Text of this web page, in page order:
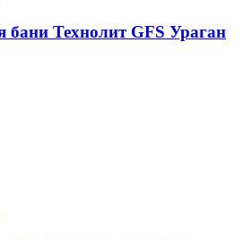
бани Технолит GFS Ураган